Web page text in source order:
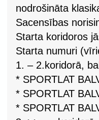
nodrošināta
Sacensības
Starta koridoros
Starta numuri
1. – 2.koridorā,
* SPORTLAT
* SPORTLAT
* SPORTLAT